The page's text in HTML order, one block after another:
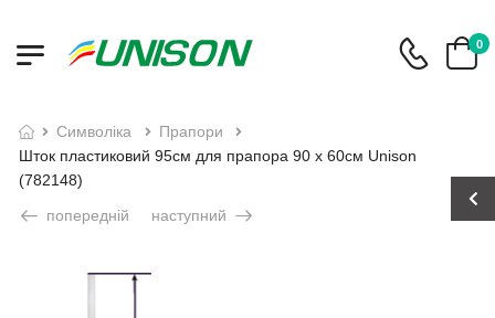
0
символіка
прапори
Шток пластиковий 95см для прапора 90 х 60см Unison
(782148)
попередній
наступний